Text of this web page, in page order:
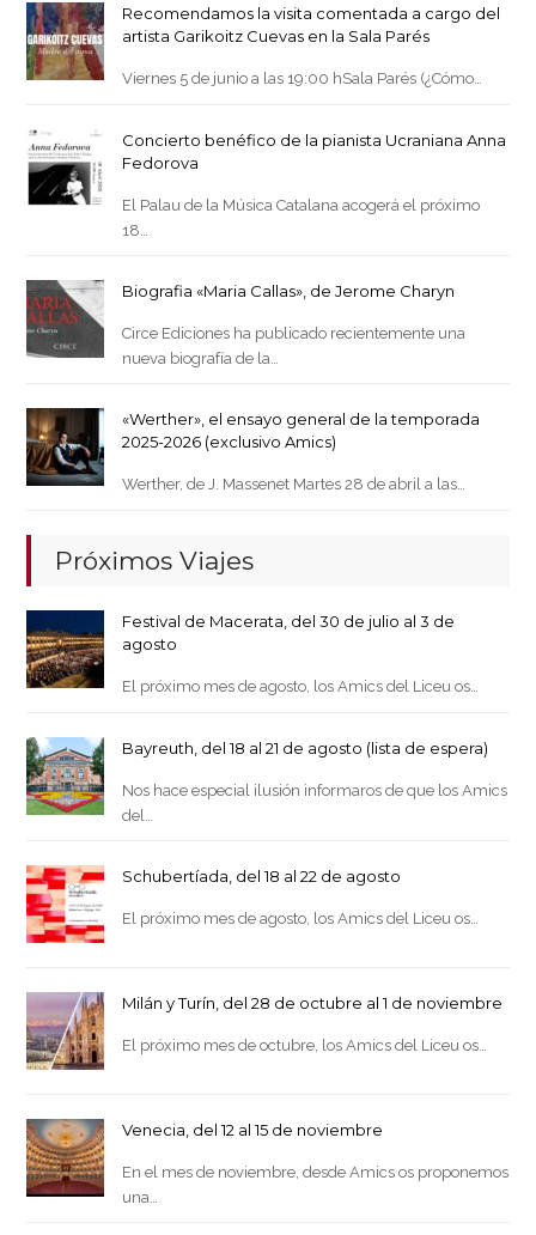
Recomendamos la visita comentada a cargo del
artista Garikoitz Cuevas en la Sala Parés
Viernes 5 de junio a las 19:00 hSala Parés (¿Cómo…
Concierto benéfico de la pianista Ucraniana Anna
Fedorova
El Palau de la Música Catalana acogerá el próximo
18…
Biografia «Maria Callas», de Jerome Charyn
Circe Ediciones ha publicado recientemente una
nueva biografía de la…
«Werther», el ensayo general de la temporada
2025-2026 (exclusivo Amics)
Werther, de J. Massenet Martes 28 de abril a las…
Próximos Viajes
Festival de Macerata, del 30 de julio al 3 de
agosto
El próximo mes de agosto, los Amics del Liceu os…
Bayreuth, del 18 al 21 de agosto (lista de espera)
Nos hace especial ilusión informaros de que los Amics
del…
Schubertíada, del 18 al 22 de agosto
El próximo mes de agosto, los Amics del Liceu os…
Milán y Turín, del 28 de octubre al 1 de noviembre
El próximo mes de octubre, los Amics del Liceu os…
Venecia, del 12 al 15 de noviembre
En el mes de noviembre, desde Amics os proponemos
una…